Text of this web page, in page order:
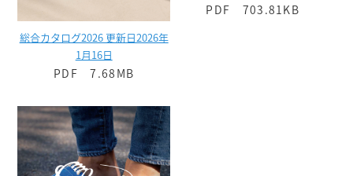
総合カタログ2026 更新日2026年
1月16日
PDF 7.68MB
PDF 703.81KB